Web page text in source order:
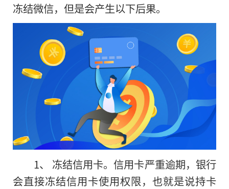
冻结微信，但是会产生以下后果。
1、 冻结信用卡。信用卡严重逾期，银行
会直接冻结信用卡使用权限，也就是说持卡